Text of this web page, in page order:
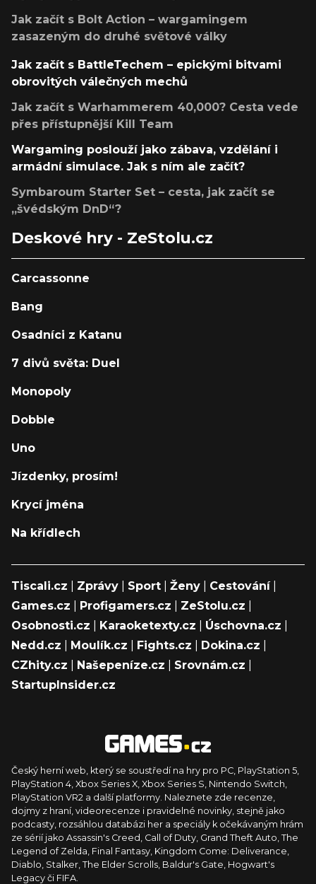
Jak začít s Bolt Action – wargamingem
zasazeným do druhé světové války
Jak začít s BattleTechem – epickými bitvami
obrovitých válečných mechů
Jak začít s Warhammerem 40,000? Cesta vede
přes přístupnější Kill Team
Wargaming poslouží jako zábava, vzdělání i
armádní simulace. Jak s ním ale začít?
Symbaroum Starter Set – cesta, jak začít se
„švédským DnD“?
Deskové hry - ZeStolu.cz
Carcassonne
Bang
Osadníci z Katanu
7 divů světa: Duel
Monopoly
Dobble
Uno
Jízdenky, prosím!
Krycí jména
Na křídlech
Tiscali.cz Zprávy Sport Ženy Cestování|
Games.cz
Profigamers.cz ZeStolu.cz
Osobnosti.cz
Karaoketexty.cz Úschovna.cz
Nedd.cz
Moulík.cz Fights.cz Dokina.cz
CZhity.cz
Našepeníze.cz Srovnám.cz
StartupInsider.cz
Český herní web, který se soustředí na hry pro PC, PlayStation 5,
PlayStation 4, Xbox Series X, Xbox Series S, Nintendo Switch,
PlayStation VR2 a další platformy. Naleznete zde recenze,
dojmy z hraní, videorecenze i pravidelné novinky, stejně jako
podcasty, rozsáhlou databázi her a speciály k očekávaným hrám
ze sérií jako Assassin's Creed, Call of Duty, Grand Theft Auto, The
Legend of Zelda, Final Fantasy, Kingdom Come: Deliverance,
Diablo, Stalker, The Elder Scrolls, Baldur's Gate, Hogwart's
Legacy či FIFA.